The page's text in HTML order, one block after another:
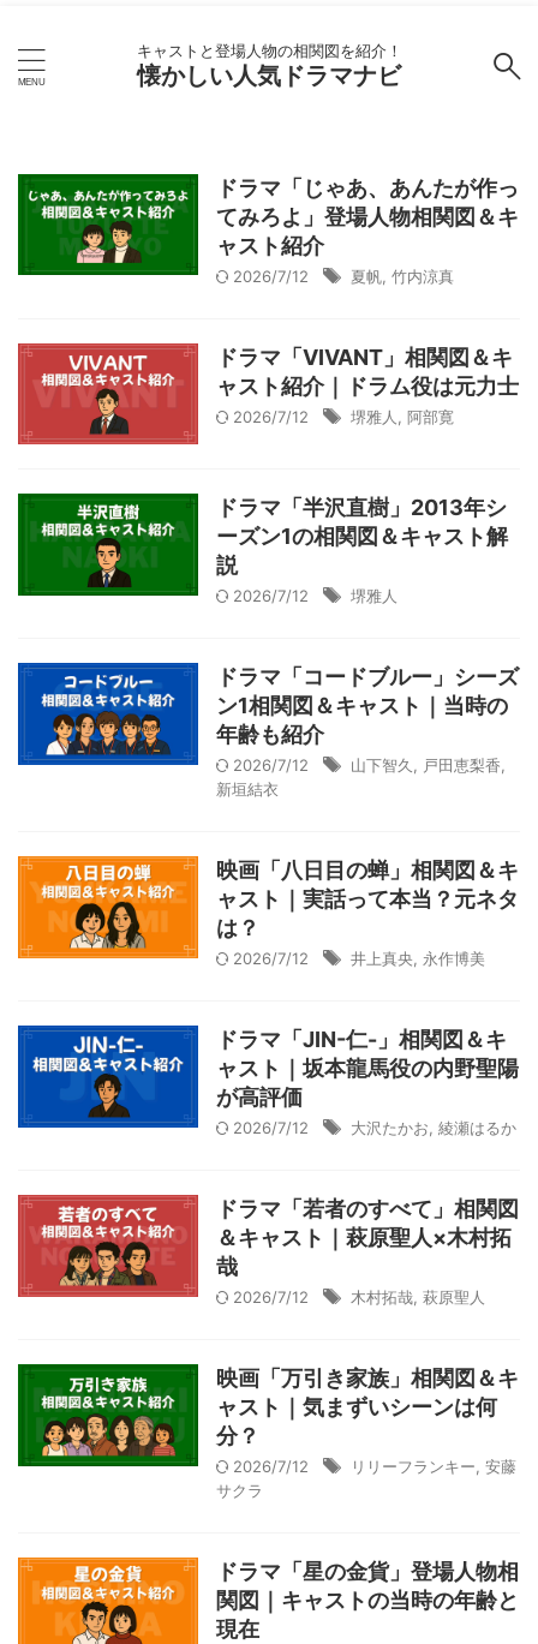
キャストと登場人物の相関図を紹介！
懐かしい人気ドラマナビ
ドラマ「じゃあ、あんたが作っ
てみろよ」登場人物相関図＆キ
ャスト紹介
2026/7/12 夏帆 竹内涼真
ドラマ「VIVANT」相関図＆キ
ャスト紹介｜ドラム役は元力士
2026/7/12 堺雅人 阿部寛
ドラマ「半沢直樹」2013年シ
ーズン1の相関図＆キャスト解
説
2026/7/12 堺雅人
ドラマ「コードブルー」シーズ
ン1相関図＆キャスト｜当時の
年齢も紹介
2026/7/12 山下智久, 戸田恵梨香,
新垣結衣
映画「八日目の蝉」相関図＆キ
ャスト｜実話って本当？元ネタ
は？
2026/7/12 井上真央, 永作博美
ドラマ「JIN-仁-」相関図＆キ
ャスト｜坂本龍馬役の内野聖陽
が高評価
2026/7/12 大沢たかお, 綾瀬はるか
ドラマ「若者のすべて」相関図
＆キャスト｜萩原聖人×木村拓
哉
2026/7/12 木村拓哉, 萩原聖人
映画「万引き家族」相関図＆キ
ャスト｜気まずいシーンは何
分？
2026/7/12 リリーフランキー, 安藤
サクラ
ドラマ「星の金貨」登場人物相
関図｜キャストの当時の年齢と
現在